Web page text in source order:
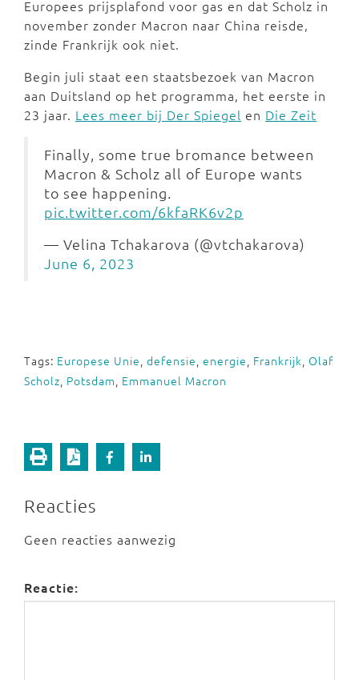
Europees prijsplafond voor gas en dat Scholz in
november zonder Macron naar China reisde,
zinde Frankrijk ook niet.
Begin juli staat een staatsbezoek van Macron
aan Duitsland op het programma, het eerste in
23 jaar. Lees meer bij Der Spiegel en Die Zeit
Finally, some true bromance between
Macron & Scholz all of Europe wants
to see happening.
pic.twitter.com/6kfaRK6v2p
— Velina Tchakarova (@vtchakarova)
June 6, 2023
Tags: Europese Unie, defensie, energie, Frankrijk, Olaf
Scholz, Potsdam, Emmanuel Macron
Reacties
Geen reacties aanwezig
Reactie: